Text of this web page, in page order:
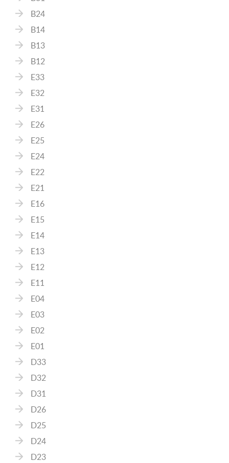
B24
B14
B13
B12
E33
E32
E31
E26
E25
E24
E22
E21
E16
E15
E14
E13
E12
E11
E04
E03
E02
E01
D33
D32
D31
D26
D25
D24
D23